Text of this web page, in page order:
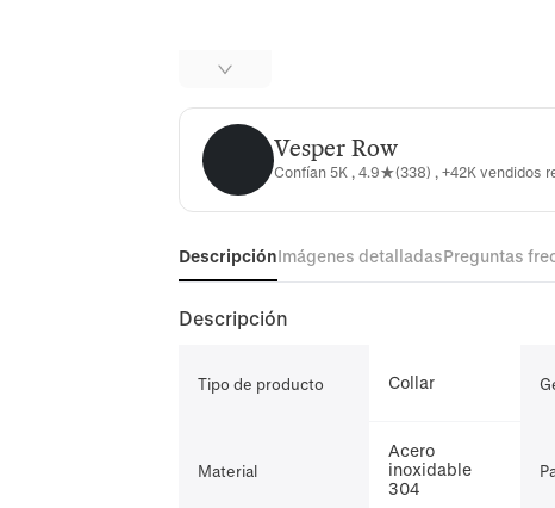
Vesper RowVesper Row
Confían 5K , 4.9★(338) , +42K vendidos
DescripciónImágenes detalladasPreguntas
Descripción
Tipo de producto Collar
Material
Acero
inoxidable
304